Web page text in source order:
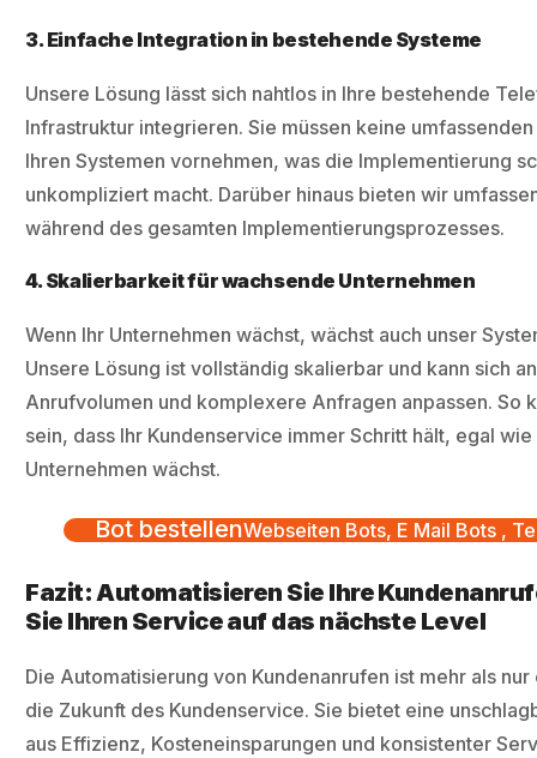
3. Einfache Integration in bestehende Systeme
Unsere Lösung lässt sich nahtlos in Ihre bestehende
Infrastruktur integrieren. Sie müssen keine
Ihren Systemen vornehmen, was die Implementierung
unkompliziert macht. Darüber hinaus bieten wir
während des gesamten Implementierungsprozesses.
4. Skalierbarkeit für wachsende Unternehmen
Wenn Ihr Unternehmen wächst, wächst auch unser
Unsere Lösung ist vollständig skalierbar und kann sich
Anrufvolumen und komplexere Anfragen anpassen. So
sein, dass Ihr Kundenservice immer Schritt hält, egal
Unternehmen wächst.
Bot bestellenWebseiten Bots, E Mail Bots ,
Fazit: Automatisieren Sie Ihre
Sie Ihren Service auf das nächste Level
Die Automatisierung von Kundenanrufen ist mehr als nur
die Zukunft des Kundenservice. Sie bietet eine
aus Effizienz, Kosteneinsparungen und konsistenter